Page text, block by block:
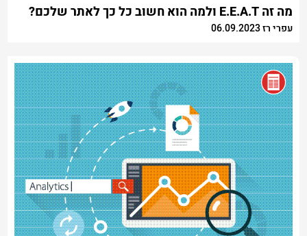
מה זה E.E.A.T ולמה הוא חשוב כל כך לאתר שלכם?
עפרי רז 06.09.2023